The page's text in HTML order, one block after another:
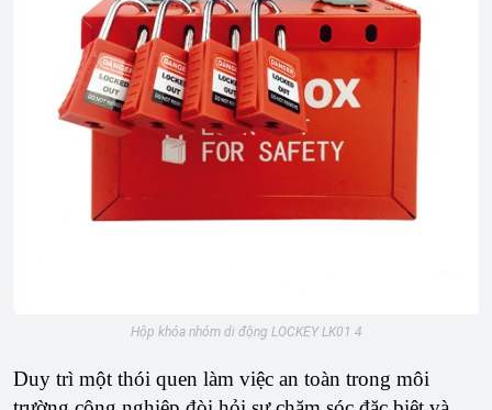
Hộp khóa nhóm di động LOCKEY LK01 4
Duy trì một thói quen làm việc an toàn trong môi